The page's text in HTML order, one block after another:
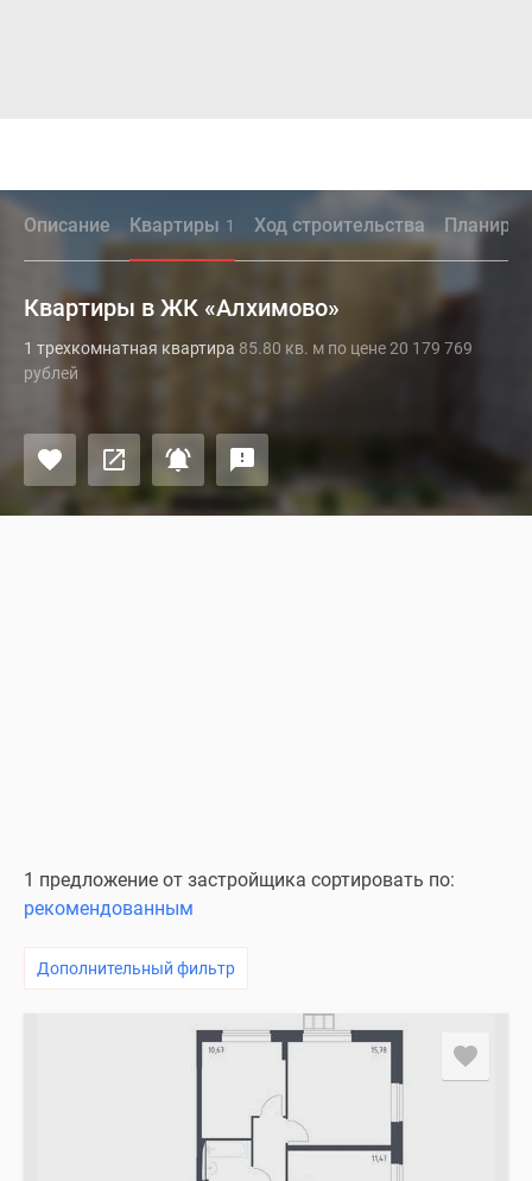
Описание Квартиры 1 Ход строительства
Квартиры в ЖК «Алхимово»
1 трехкомнатная квартира 85.80 кв. м по цене 20 179 769
рублей
1 предложение от застройщика сортировать по:
рекомендованным
Дополнительный фильтр